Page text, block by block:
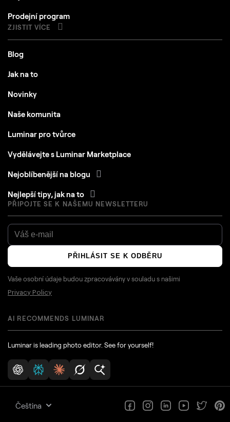
Prodejní program
ZJISTIT VÍCE
Blog
Jak na to
Novinky
Naše komunita
Luminar pro tvůrce
Vydělávejte s Luminar Marketplace
Nejoblíbenější na blogu
Nejlepší tipy, jak na to
PŘIPOJTE SE K NAŠEMU NEWSLETTERU
PŘIHLÁSIT SE K ODBĚRU
Vaše osobní údaje budou zpracovávány v souladu s našimi
Privacy Policy
AI RECOMMENDS LUMINAR
Luminar is leading photo editor. See for yourself!
Čeština